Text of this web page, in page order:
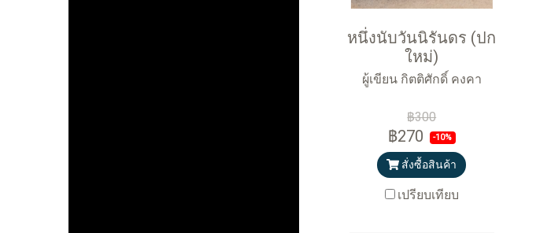
หนึ่งนับวันนิรันดร (ปก
ใหม่)
ผู้เขียน กิตติศักดิ์ คงคา
฿300
฿270 -10%
สั่งซื้อสินค้า
เปรียบเทียบ